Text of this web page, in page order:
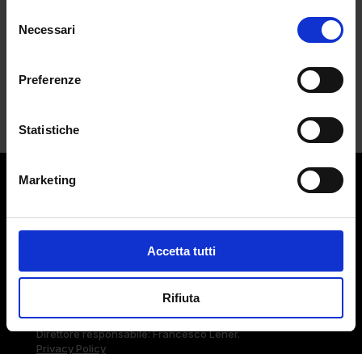
delNecessari
Preferenze
Statistiche
Marketing
Accetta tutti
Rifiuta
inglese...
Squeglia
Testata giornalistica online registrata il 13 Settembre 2023
al n. 108 del registro della Stampa del Tribunale di Milano.
Direttore responsabile: Francesco Lener.
Privacy Policy